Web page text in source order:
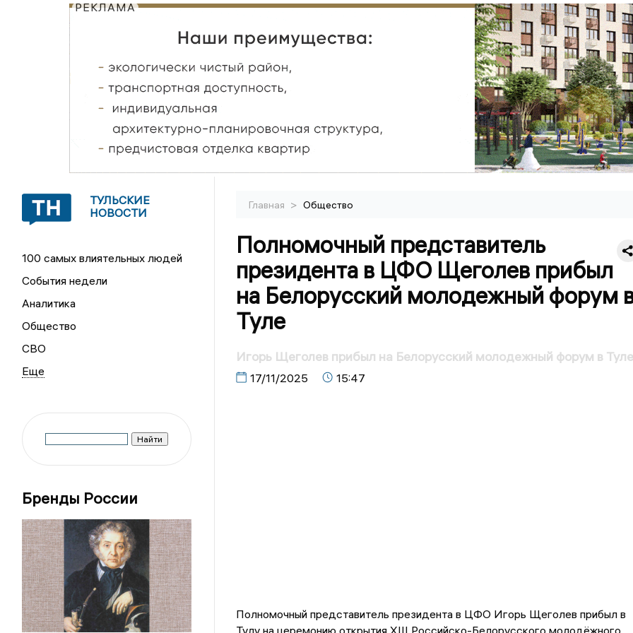
РЕКЛАМА
ТУЛЬСКИЕ
НОВОСТИ
100 самых влиятельных людей
События недели
Аналитика
Общество
СВО
Бренды России
Главная > Общество
Полномочный представитель
президента в ЦФО Щеголев прибыл
на Белорусский молодежный форум
Туле
Игорь Щеголев прибыл на Белорусский молодежный форум в Туле
17/11/2025 15:47
Полномочный представитель президента в ЦФО Игорь Щеголев прибыл в